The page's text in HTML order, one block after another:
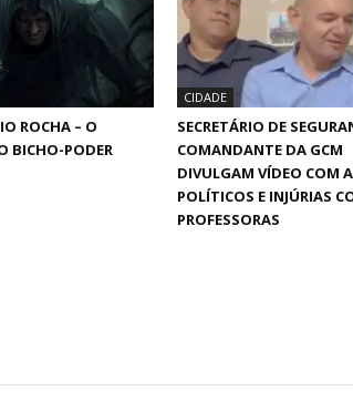
ROCHA – O
BICHO-PODER
CIDADE
SECRETÁRIO DE
COMANDANTE DA GCM
DIVULGAM VÍDEO COM
POLÍTICOS E INJÚRIAS
PROFESSORAS